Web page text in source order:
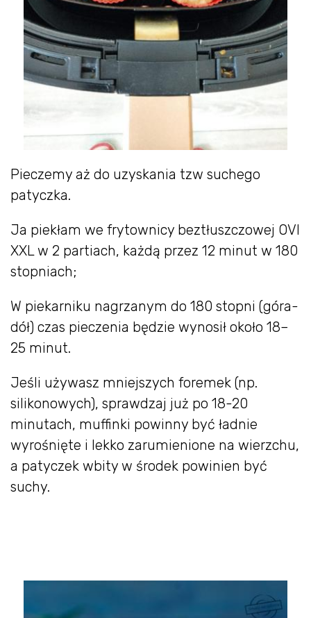
Pieczemy aż do uzyskania tzw suchego
patyczka.
Ja piekłam we frytownicy beztłuszczowej OVI
XXL w 2 partiach, każdą przez 12 minut w 180
stopniach;
W piekarniku nagrzanym do 180 stopni (góra-
dół) czas pieczenia będzie wynosił około 18–
25 minut.
Jeśli używasz mniejszych foremek (np.
silikonowych), sprawdzaj już po 18-20
minutach, muffinki powinny być ładnie
wyrośnięte i lekko zarumienione na wierzchu,
a patyczek wbity w środek powinien być
suchy.